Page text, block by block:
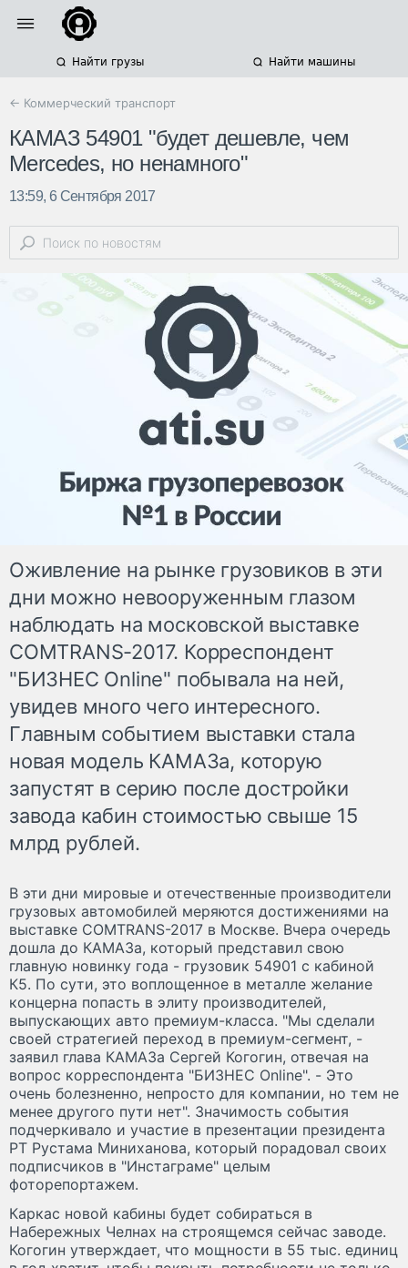
Найти грузы Найти машины
← Коммерческий транспорт
КАМАЗ 54901 "будет дешевле, чем
Mercedes, но ненамного"
13:59, 6 Сентября 2017
Оживление на рынке грузовиков в эти
дни можно невооруженным глазом
наблюдать на московской выставке
COMTRANS-2017. Корреспондент
"БИЗНЕС Online" побывала на ней,
увидев много чего интересного.
Главным событием выставки стала
новая модель КАМАЗа, которую
запустят в серию после достройки
завода кабин стоимостью свыше 15
млрд рублей.
В эти дни мировые и отечественные производители
грузовых автомобилей меряются достижениями на
выставке COMTRANS-2017 в Москве. Вчера очередь
дошла до КАМАЗа, который представил свою
главную новинку года - грузовик 54901 с кабиной
К5. По сути, это воплощенное в металле желание
концерна попасть в элиту производителей,
выпускающих авто премиум-класса. "Мы сделали
своей стратегией переход в премиум-сегмент, -
заявил глава КАМАЗа Сергей Когогин, отвечая на
вопрос корреспондента "БИЗНЕС Online". - Это
очень болезненно, непросто для компании, но тем не
менее другого пути нет". Значимость события
подчеркивало и участие в презентации президента
РТ Рустама Миниханова, который порадовал своих
подписчиков в "Инстаграме" целым
фоторепортажем.
Каркас новой кабины будет собираться в
Набережных Челнах на строящемся сейчас заводе.
Когогин утверждает, что мощности в 55 тыс. единиц